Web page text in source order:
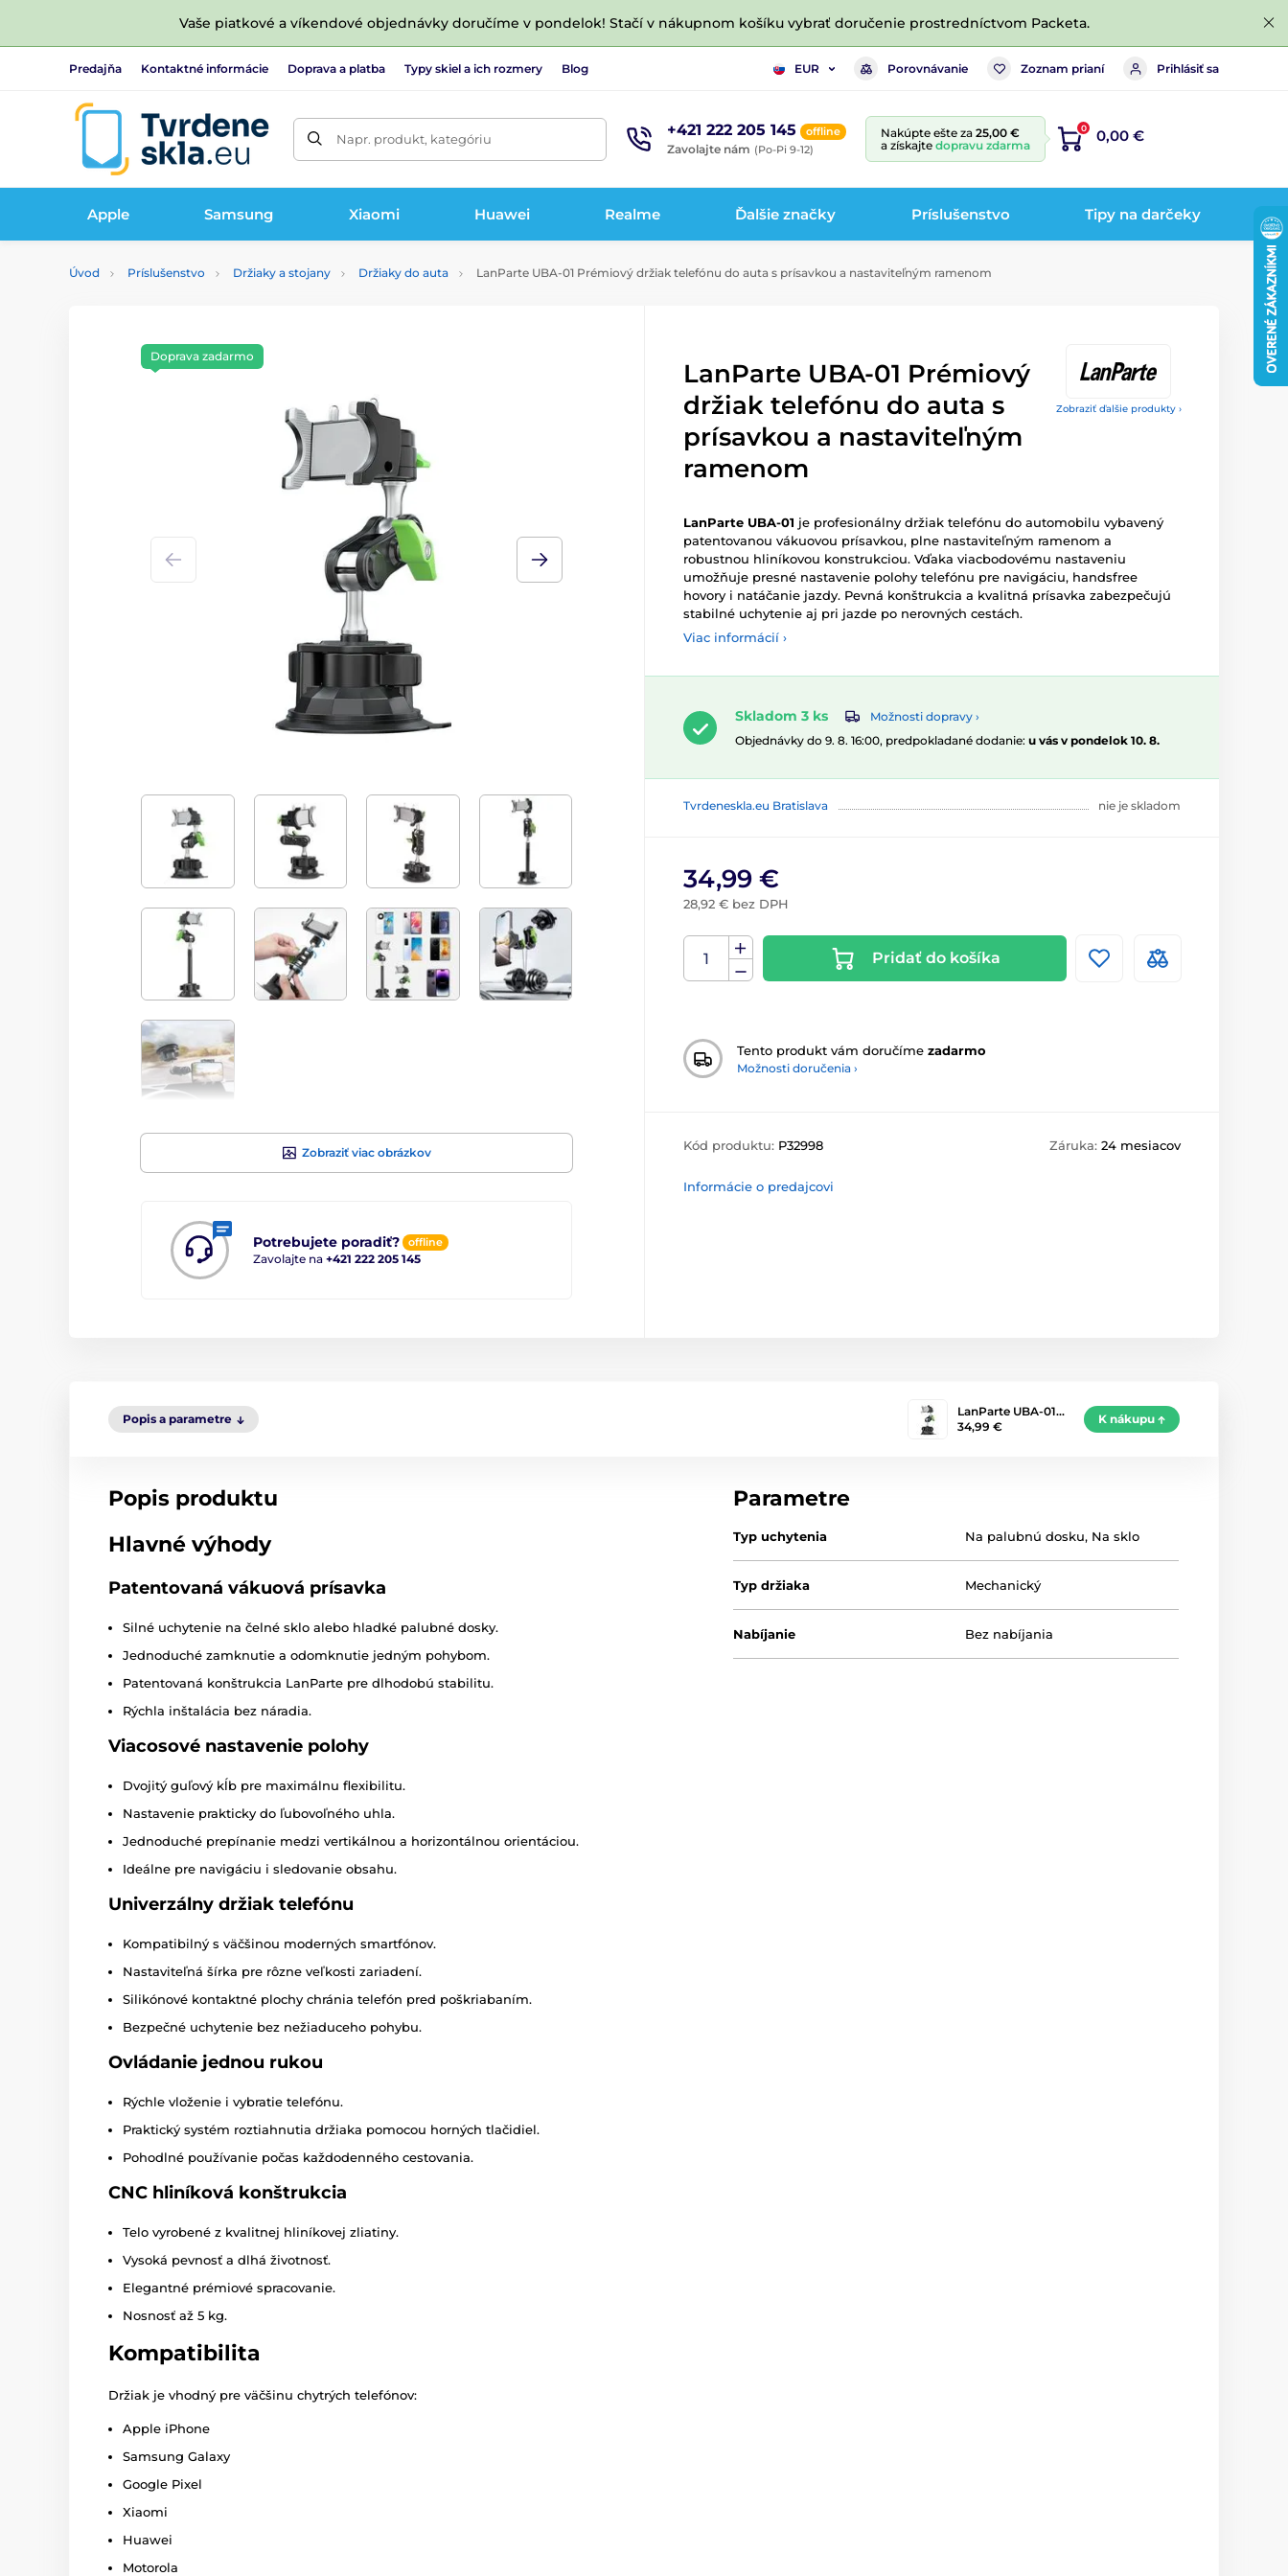
Vaše piatkové a víkendové objednávky doručíme v pondelok! Stačí v nákupnom košíku vybrať doručenie prostredníctvom Packeta.
Predajňa Kontaktné informácie Doprava a platba Typy skiel a ich rozmery Blog EUR Porovnávanie Zoznam prianí Prihlásiť sa
Napr. produkt, kategóriu +421 222 205 145 offline
Zavolajte nám (Po-Pi 9-12)
Nakúpte ešte za 25,00 €
a získajte dopravu zdarma
0 0,00 €
Apple Samsung Xiaomi Huawei Realme Ďalšie značky Príslušenstvo Tipy na darčeky
Úvod Príslušenstvo Držiaky a stojany Držiaky do auta LanParte UBA-01 Prémiový držiak telefónu do auta s prísavkou a nastaviteľným ramenom
Zobraziť ďalšie produkty ›
Zobraziť viac obrázkov
Potrebujete poradiť? offline
Zavolajte na +421 222 205 145
Doprava zadarmo
LanParte UBA-01 Prémiový
držiak telefónu do auta s
prísavkou a nastaviteľným
ramenom
LanParte UBA-01 je profesionálny držiak telefónu do automobilu vybavený
patentovanou vákuovou prísavkou, plne nastaviteľným ramenom a
robustnou hliníkovou konstrukciou. Vďaka viacbodovému nastaveniu
umožňuje presné nastavenie polohy telefónu pre navigáciu, handsfree
hovory i natáčanie jazdy. Pevná konštrukcia a kvalitná prísavka zabezpečujú
stabilné uchytenie aj pri jazde po nerovných cestách.
Viac informácií ›
Skladom 3 ks
Možnosti dopravy ›
Objednávky do 9. 8. 16:00, predpokladané dodanie: u vás v pondelok 10. 8.
Tvrdeneskla.eu Bratislava nie je skladom
34,99 €
28,92 € bez DPH
Pridať do košíka
Tento produkt vám doručíme zadarmo
Možnosti doručenia ›
Kód produktu: P32998 Záruka: 24 mesiacov
Informácie o predajcovi
Popis a parametre
LanParte UBA-01…
34,99 €
K nákupu
Popis produktu
Hlavné výhody
Patentovaná vákuová prísavka
Silné uchytenie na čelné sklo alebo hladké palubné dosky.
Jednoduché zamknutie a odomknutie jedným pohybom.
Patentovaná konštrukcia LanParte pre dlhodobú stabilitu.
Rýchla inštalácia bez náradia.
Viacosové nastavenie polohy
Dvojitý guľový kĺb pre maximálnu flexibilitu.
Nastavenie prakticky do ľubovoľného uhla.
Jednoduché prepínanie medzi vertikálnou a horizontálnou orientáciou.
Ideálne pre navigáciu i sledovanie obsahu.
Univerzálny držiak telefónu
Kompatibilný s väčšinou moderných smartfónov.
Nastaviteľná šírka pre rôzne veľkosti zariadení.
Silikónové kontaktné plochy chránia telefón pred poškriabaním.
Bezpečné uchytenie bez nežiaduceho pohybu.
Ovládanie jednou rukou
Rýchle vloženie i vybratie telefónu.
Praktický systém roztiahnutia držiaka pomocou horných tlačidiel.
Pohodlné používanie počas každodenného cestovania.
CNC hliníková konštrukcia
Telo vyrobené z kvalitnej hliníkovej zliatiny.
Vysoká pevnosť a dlhá životnosť.
Elegantné prémiové spracovanie.
Nosnosť až 5 kg.
Kompatibilita
Držiak je vhodný pre väčšinu chytrých telefónov:
Apple iPhone
Samsung Galaxy
Google Pixel
Xiaomi
Huawei
Motorola
Parametre
Typ uchytenia Na palubnú dosku, Na sklo
Typ držiaka Mechanický
Nabíjanie Bez nabíjania